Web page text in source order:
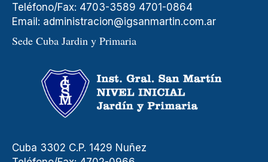
Teléfono/Fax: 4703-3589 4701-0864
Email: administracion@igsanmartin.com.ar
Sede Cuba Jardin y Primaria
Cuba 3302 C.P. 1429 Nuñez